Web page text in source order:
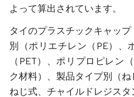
よって算出されています。
タイのプラスチックキャッ
別（ポリエチレン（PE）、
（PET）、ポリプロピレン
ク材料）、製品タイプ別（
ねじ式、チャイルドレジス